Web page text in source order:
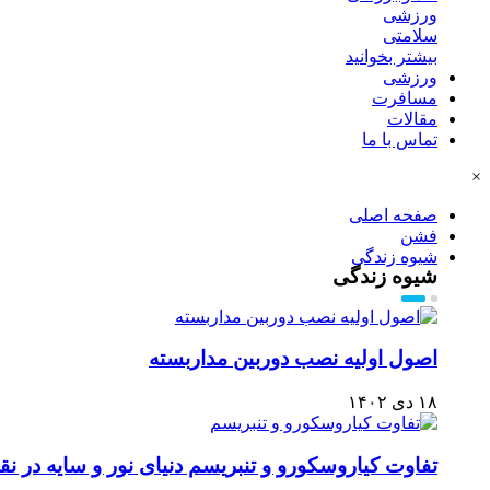
ورزشی
سلامتی
بیشتر بخوانید
ورزشی
مسافرت
مقالات
تماس با ما
×
صفحه اصلی
فشن
شیوه زندگی
شیوه زندگی
اصول اولیه نصب دوربین مداربسته
۱۸ دی ۱۴۰۲
تفاوت کیاروسکورو و تنبریسم دنیای نور و سایه در